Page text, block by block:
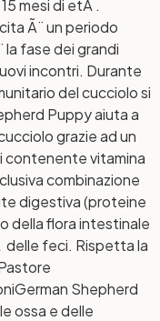
mesi di etÃ .
Ã¨ un periodo
la fase dei grandi
incontri. Durante
del cucciolo si
Puppy aiuta a
grazie ad un
contenente vitamina
combinazione
digestiva (proteine
della flora intestinale
delle feci. Rispetta la
German Shepherd
ossa e delle